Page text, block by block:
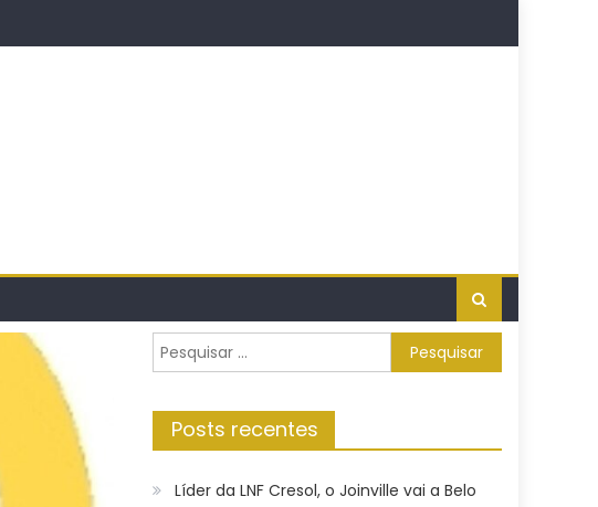
Pesquisar
por:
Posts recentes
Líder da LNF Cresol, o Joinville vai a Belo